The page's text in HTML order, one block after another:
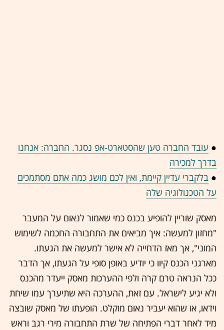
● עובד החברה טען שהסטארט-אפ נסגר. החברה: אנחנו
בדרך למכירה
● בלקברי עדיין קיימת, ואין לכם מושג כמה אתם מסתמכים
על הטכנולוגיה שלה
מאסק שוריין להופיע בכנס כמי שאמור לנאום על המעבר
"מחזון למעשה: איך מביאים את התחבורה החכמה לשימוש
המוני", אך מאז הדחייה לא אישר למעשה את הגעתו.
מארגני הכנס קיוו כי יודיע באופן סופי על הגעתו, אך הדבר
ככל הנראה טרם קרה ולפי ההערכות מאסק ייעדר מהכנס
ולא יגיע לישראל. עם זאת, ההערכה היא שתיערך עמו שיחת
וידאו, או שהוא יעביר נאום מוקלט. הופעתו של מאסק שובצה
מיד לאחר דברי הפתיחה של שרת התחבורה מירי רגב וראש